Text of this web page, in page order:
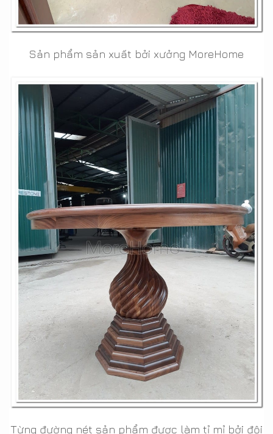
Sản phẩm sản xuất bởi xưởng MoreHome
Từng đường nét sản phẩm được làm tỉ mỉ bởi đội